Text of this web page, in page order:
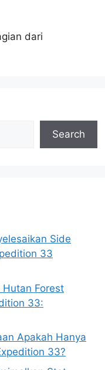
dari
Search
Side
33
Forest
33:
Apakah Hanya
33?